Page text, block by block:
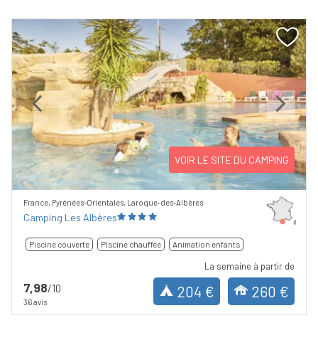
Previous Next
VOIR LE SITE DU CAMPING
France, Pyrénées-Orientales, Laroque-des-Albères
Camping Les Albères
Piscine couverte Piscine chauffée Animation enfants
7,98/10
36 avis
La semaine à partir de
204 € 260 €